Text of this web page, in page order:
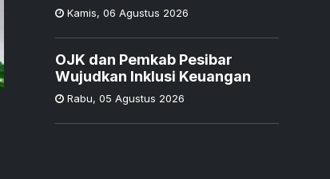
Kamis, 06 Agustus 2026
OJK dan Pemkab Pesibar
Wujudkan Inklusi Keuangan
Rabu, 05 Agustus 2026